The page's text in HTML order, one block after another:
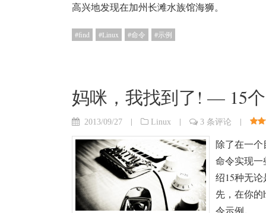
高兴地发现在加州长滩水族馆海狮。
find Linux 命令 示例
妈咪，我找到了! — 15
2013/09/27 | Linux | 3 条评论 |
除了在一个
命令实现一
绍15种无
先，在你的
令示例。